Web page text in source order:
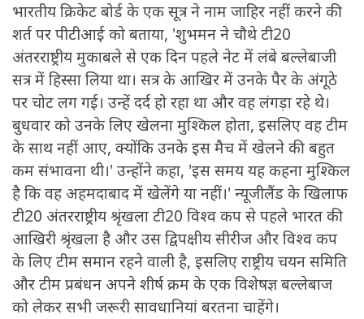
भारतीय क्रिकेट बोर्ड के एक सूत्र ने नाम जाहिर नहीं करने की
शर्त पर पीटीआई को बताया, 'शुभमन ने चौथे टी20
अंतरराष्ट्रीय मुकाबले से एक दिन पहले नेट में लंबे बल्लेबाजी
सत्र में हिस्सा लिया था। सत्र के आखिर में उनके पैर के अंगूठे
पर चोट लग गई। उन्हें दर्द हो रहा था और वह लंगड़ा रहे थे।
बुधवार को उनके लिए खेलना मुश्किल होता, इसलिए वह टीम
के साथ नहीं आए, क्योंकि उनके इस मैच में खेलने की बहुत
कम संभावना थी।' उन्होंने कहा, 'इस समय यह कहना मुश्किल
है कि वह अहमदाबाद में खेलेंगे या नहीं।' न्यूजीलैंड के खिलाफ
टी20 अंतरराष्ट्रीय श्रृंखला टी20 विश्व कप से पहले भारत की
आखिरी श्रृंखला है और उस द्विपक्षीय सीरीज और विश्व कप
के लिए टीम समान रहने वाली है, इसलिए राष्ट्रीय चयन समिति
और टीम प्रबंधन अपने शीर्ष क्रम के एक विशेषज्ञ बल्लेबाज
को लेकर सभी जरूरी सावधानियां बरतना चाहेंगे।